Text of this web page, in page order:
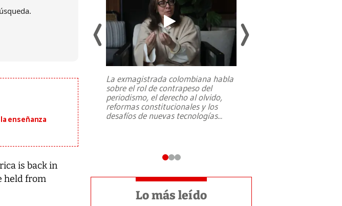
enseñanza
is back in
held from
provocando una
La exmagistrada colombiana habla
sobre el rol de contrapeso del
periodismo, el derecho al olvido,
reformas constitucionales y los
desafíos de nuevas tecnologías...
Lo más leído